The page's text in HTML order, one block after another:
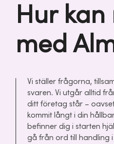
Hur kan
med
Vi ställer frågorna,
svaren. Vi utgår alltid
ditt företag står –
kommit långt i din
befinner dig i starten
gå från ord till handling